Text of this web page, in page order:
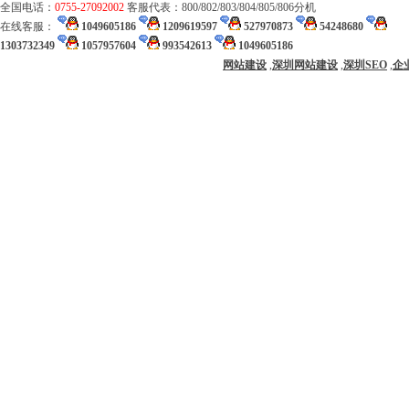
全国电话： 0755-27092002 客服代表：800/802/803/804/805/806分机
在线客服：
1049605186 1209619597 527970873
54248680
1303732349
1057957604 993542613
1049605186
网站建设 ,深圳网站建设 ,深圳SEO ,企